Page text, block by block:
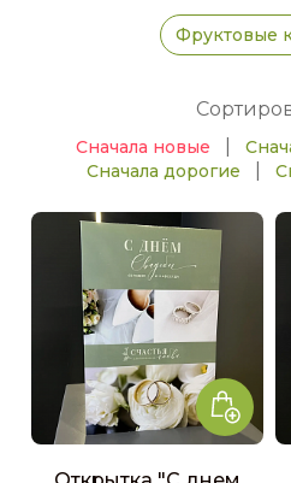
Фруктовые
Сначала новые
Сначала дорогие